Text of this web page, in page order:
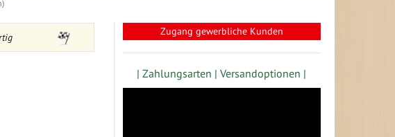
Zugang gewerbliche Kunden
| Zahlungsarten | Versandoptionen |